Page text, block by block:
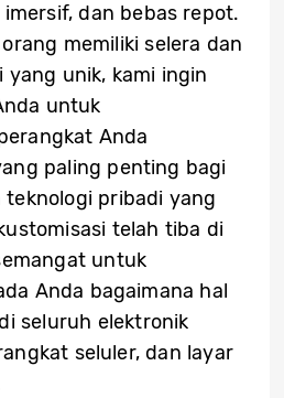
dan bebas repot.
memiliki selera dan
unik, kami ingin
untuk
Anda
paling penting bagi
teknologi pribadi yang
telah tiba di
untuk
Anda bagaimana hal
seluruh elektronik
seluler, dan layar